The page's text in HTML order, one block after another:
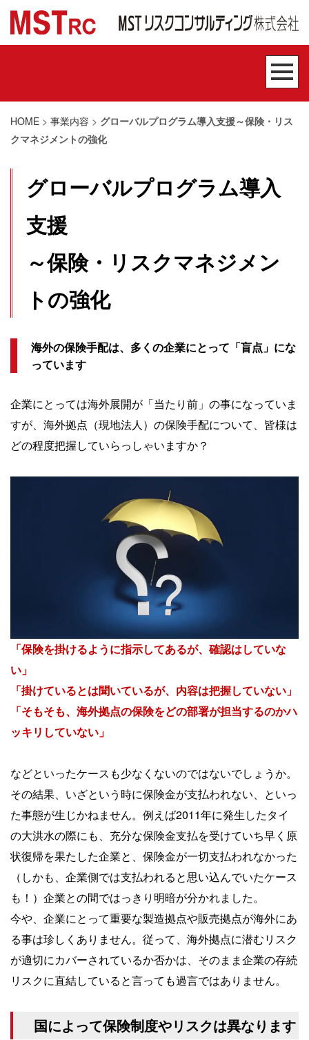
HOME > 事業内容 > グローバルプログラム導入支援～保険・リス
クマネジメントの強化
グローバルプログラム導入
支援
～保険・リスクマネジメン
トの強化
海外の保険手配は、多くの企業にとって「盲点」にな
っています
企業にとっては海外展開が「当たり前」の事になっていま
すが、海外拠点（現地法人）の保険手配について、皆様は
どの程度把握していらっしゃいますか？
「保険を掛けるように指示してあるが、確認はしていな
い」
「掛けているとは聞いているが、内容は把握していない」
「そもそも、海外拠点の保険をどの部署が担当するのかハ
ッキリしていない」
などといったケースも少なくないのではないでしょうか。
その結果、いざという時に保険金が支払われない、といっ
た事態が生じかねません。例えば2011年に発生したタイ
の大洪水の際にも、充分な保険金支払を受けていち早く原
状復帰を果たした企業と、保険金が一切支払われなかった
（しかも、企業側では支払われると思い込んでいたケース
も！）企業との間ではっきり明暗が分かれました。
今や、企業にとって重要な製造拠点や販売拠点が海外にあ
る事は珍しくありません。従って、海外拠点に潜むリスク
が適切にカバーされているか否かは、そのまま企業の存続
リスクに直結していると言っても過言ではありません。
国によって保険制度やリスクは異なります